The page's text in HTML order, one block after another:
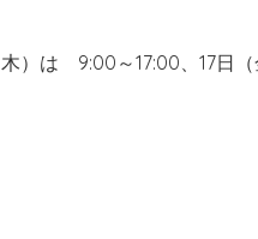
）は 9:00～17:00、17日